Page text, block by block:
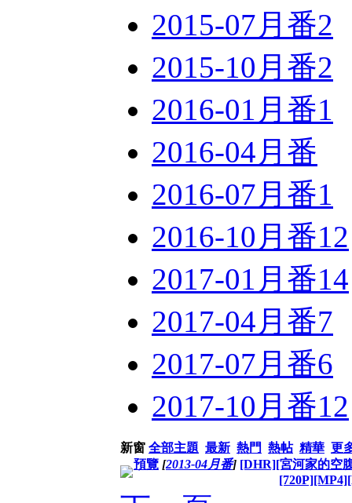
2015-07月番2
2015-10月番2
2016-01月番1
2016-04月番
2016-07月番1
2016-10月番12
2017-01月番14
2017-04月番7
2017-07月番6
2017-10月番12
新窗 全部主題 最新 熱門 熱帖 精華 更
預覽 [2013-04月番] [DHR][宮河家的空